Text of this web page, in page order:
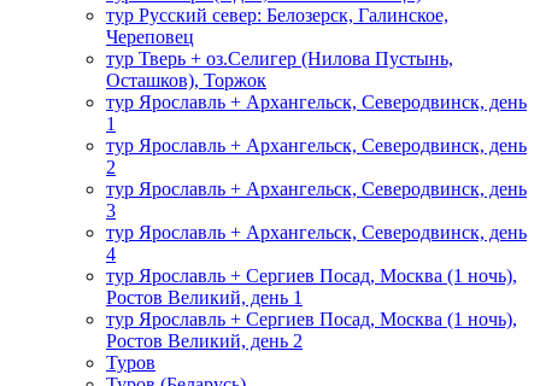
тур Русский север: Белозерск, Галинское,
Череповец
тур Тверь + оз.Селигер (Нилова Пустынь,
Осташков), Торжок
тур Ярославль + Архангельск, Северодвинск, день
1
тур Ярославль + Архангельск, Северодвинск, день
2
тур Ярославль + Архангельск, Северодвинск, день
3
тур Ярославль + Архангельск, Северодвинск, день
4
тур Ярославль + Сергиев Посад, Москва (1 ночь),
Ростов Великий, день 1
тур Ярославль + Сергиев Посад, Москва (1 ночь),
Ростов Великий, день 2
Туров